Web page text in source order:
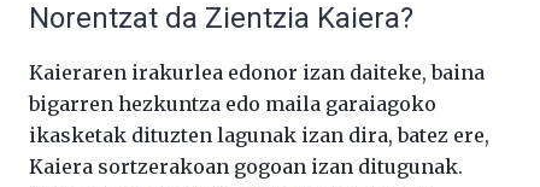
Norentzat da Zientzia Kaiera?
Kaieraren irakurlea edonor izan daiteke, baina
bigarren hezkuntza edo maila garaiagoko
ikasketak dituzten lagunak izan dira, batez ere,
Kaiera sortzerakoan gogoan izan ditugunak.